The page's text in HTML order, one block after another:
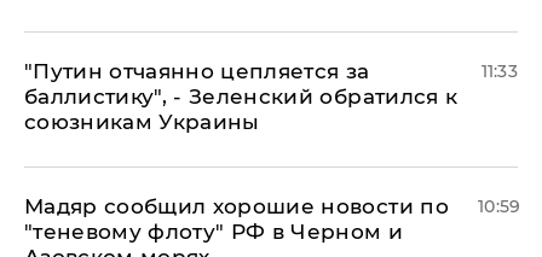
"Путин отчаянно цепляется за
баллистику", - Зеленский обратился к
союзникам Украины
11:33
Мадяр сообщил хорошие новости по
"теневому флоту" РФ в Черном и
10:59